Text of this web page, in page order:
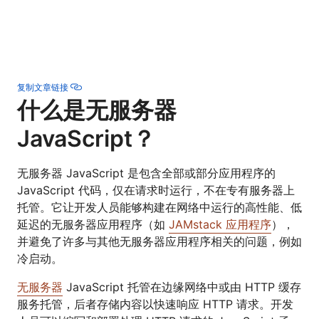
复制文章链接
什么是无服务器
JavaScript？
无服务器 JavaScript 是包含全部或部分应用程序的
JavaScript 代码，仅在请求时运行，不在专有服务器上
托管。它让开发人员能够构建在网络中运行的高性能、低
延迟的无服务器应用程序（如 JAMstack 应用程序），
并避免了许多与其他无服务器应用程序相关的问题，例如
冷启动。
无服务器 JavaScript 托管在边缘网络中或由 HTTP 缓存
服务托管，后者存储内容以快速响应 HTTP 请求。开发